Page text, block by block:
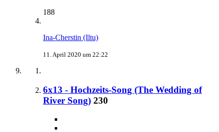
188
Ina-Cherstin (Iltu)
11. April 2020 um 22:22
6x13 - Hochzeits-Song (The Wedding of
River Song) 230